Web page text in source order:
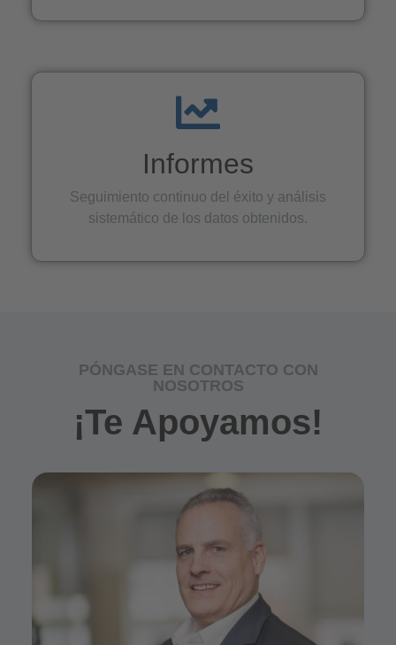
Informes
Seguimiento continuo del éxito y análisis
sistemático de los datos obtenidos.
PÓNGASE EN CONTACTO CON
NOSOTROS
¡Te Apoyamos!